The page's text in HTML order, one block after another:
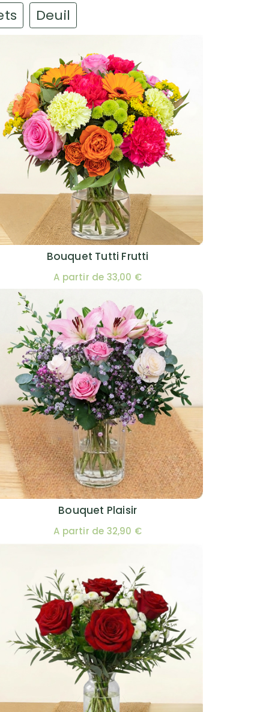
Deuil
Bouquet Tutti Frutti
A partir de 33,00 €
Bouquet Plaisir
A partir de 32,90 €